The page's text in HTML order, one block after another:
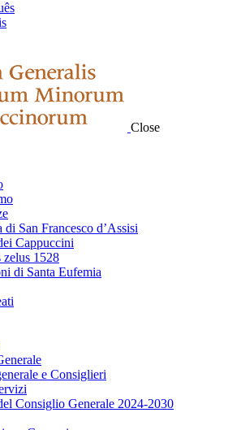
Close
di San Francesco d’Assisi
Cappuccini
1528
di Santa Eufemia
e Consiglieri
Consiglio Generale 2024-2030